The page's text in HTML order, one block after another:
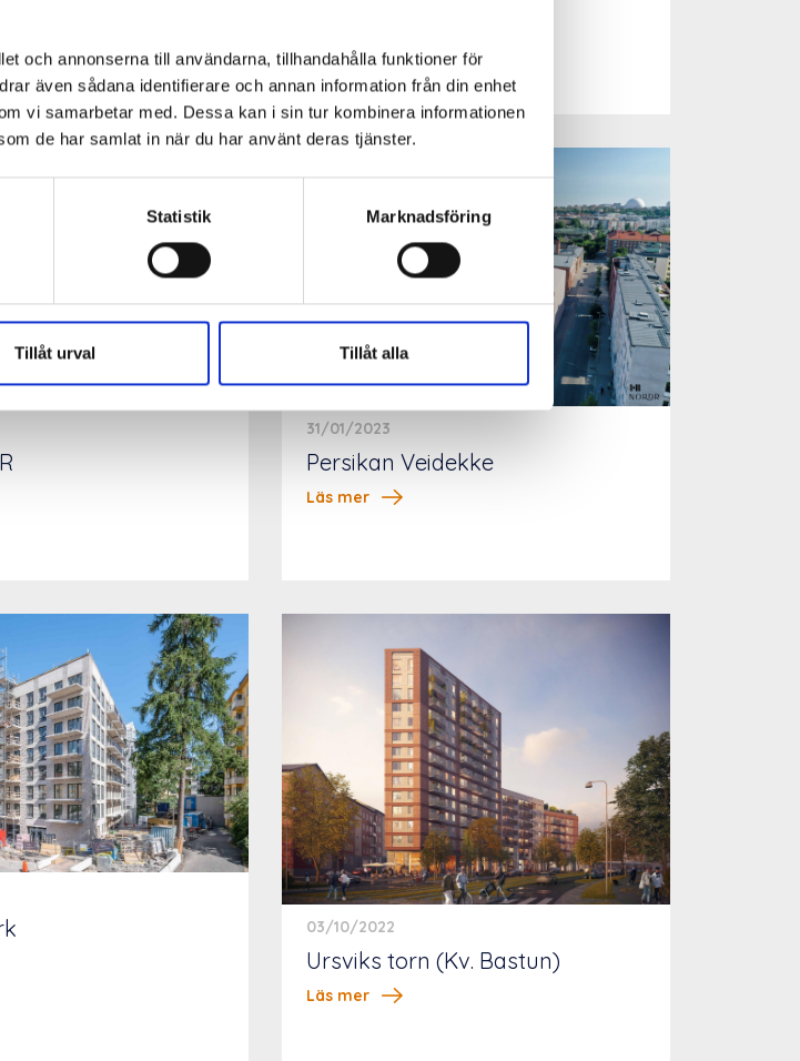
och annonserna till användarna, tillhandahålla funktioner för
även sådana identifierare och annan information från din enhet
vi samarbetar med. Dessa kan i sin tur kombinera informationen
de har samlat in när du har använt deras tjänster.
Statistik Marknadsföring
Tillåt urval Tillåt alla
31/01/2023
Persikan Veidekke
Läs mer
03/10/2022
Ursviks torn (Kv. Bastun)
Läs mer